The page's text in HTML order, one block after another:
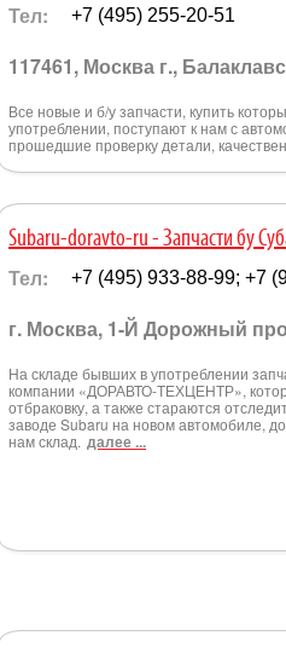
Тел: +7 (495) 255-20-51
117461, Москва г.,
Все новые и б/у запчасти, купить
употреблении, поступают к нам с
прошедшие проверку детали,
Subaru-doravto-ru - Запчасти бу
Тел: +7 (495) 933-88-99; +7
г. Москва, 1-Й Дорожный
На складе бывших в употреблении
компании «ДОРАВТО-ТЕХЦЕНТР»,
отбраковку, а также стараются
заводе Subaru на новом автомобиле,
нам склад. далее ...